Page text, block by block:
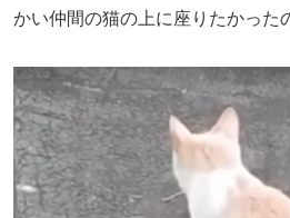
かい仲間の猫の上に座りたかった